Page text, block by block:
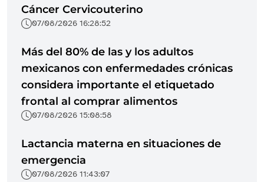
Cáncer Cervicouterino
07/08/2026 16:28:52
Más del 80% de las y los adultos
mexicanos con enfermedades crónicas
considera importante el etiquetado
frontal al comprar alimentos
07/08/2026 15:08:58
Lactancia materna en situaciones de
emergencia
07/08/2026 11:43:07